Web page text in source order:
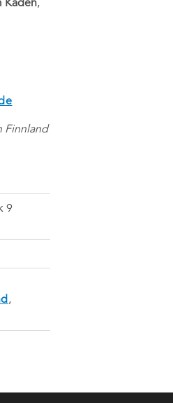
Finnland
9
,